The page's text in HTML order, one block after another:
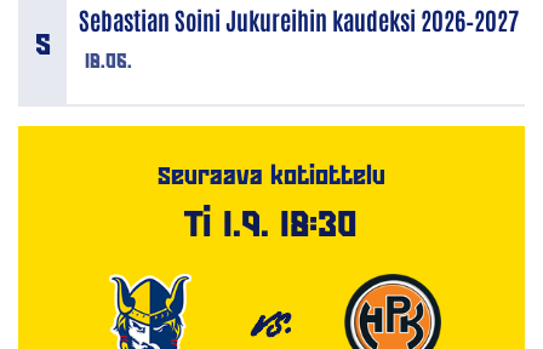
18.06.
Sebastian Soini Jukureihin kaudeksi 2026–2027
Seuraava kotiottelu
Ti 1.9. 18:30
VS.